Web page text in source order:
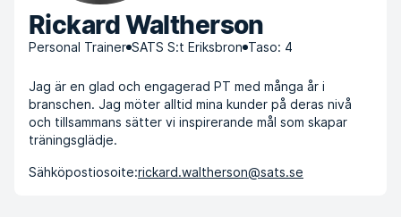
Rickard Waltherson
Personal Trainer SATS S:t Eriksbron Taso: 4
Jag är en glad och engagerad PT med många år i
branschen. Jag möter alltid mina kunder på deras nivå
och tillsammans sätter vi inspirerande mål som skapar
träningsglädje.
Sähköpostiosoite:rickard.waltherson@sats.se